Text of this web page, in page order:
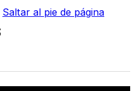
Saltar al pie de página